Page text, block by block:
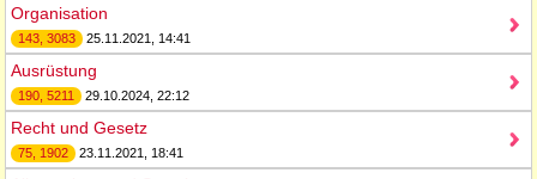
Organisation
143, 3083 25.11.2021, 14:41
Ausrüstung
190, 5211 29.10.2024, 22:12
Recht und Gesetz
75, 1902 23.11.2021, 18:41